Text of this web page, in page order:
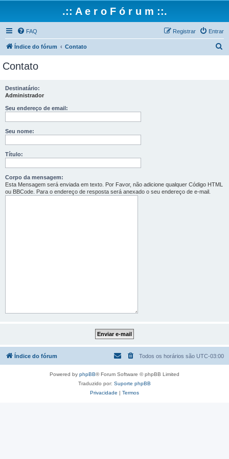
.:: A e r o F ó r u m ::.
FAQ Entrar
Registrar
Índice do fórum Contato
Contato
Destinatário:
Administrador
Seu endereço de email:
Seu nome:
Título:
Corpo da mensagem:
Esta Mensagem será enviada em texto. Por Favor, não adicione qualquer Código HTML
ou BBCode. Para o endereço de resposta será anexado o seu endereço de e-mail.
Índice do fórum Todos os horários são UTC-03:00
Powered by phpBB® Forum Software © phpBB Limited
Traduzido por: Suporte phpBB
Privacidade | Termos